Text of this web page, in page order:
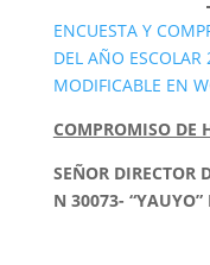
ENCUESTA Y
DEL AÑO
MODIFICABLE EN
COMPROMISO DE
SEÑOR DIRECTOR
N 30073- “YAUYO”